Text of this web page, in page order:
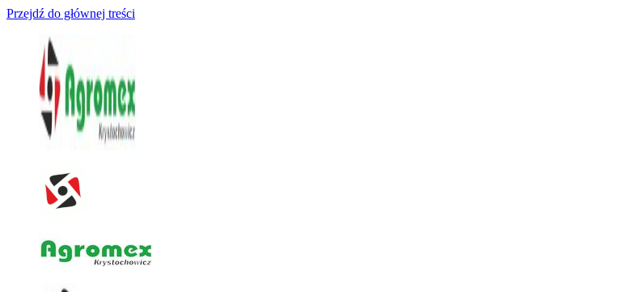
Przejdź do głównej treści